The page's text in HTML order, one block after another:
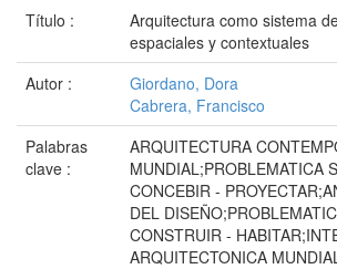
Título :
Arquitectura como sistema
espaciales y contextuales
Autor :
Giordano, Dora
Cabrera, Francisco
Palabras
clave :
ARQUITECTURA
MUNDIAL;PROBLEMATICA
CONCEBIR -
DEL
CONSTRUIR -
ARQUITECTONICA